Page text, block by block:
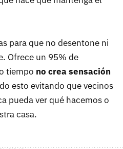
para que no desentone ni
Ofrece un 95% de
tiempo no crea sensación
esto evitando que vecinos
pueda ver qué hacemos o
casa.